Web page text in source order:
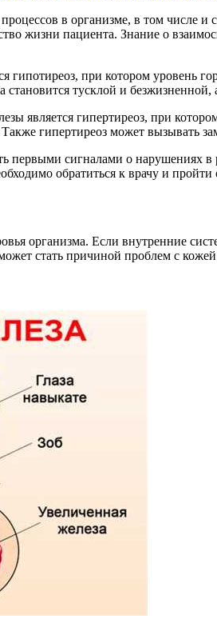
в организме, в том числе
жизни пациента. Знание о
при котором уровень
тусклой и безжизненной,
является гипертиреоз, при
гипертиреоз может вызывать
первыми сигналами о нарушениях
обратиться к врачу и
организма. Если внутренние
стать причиной проблем с кожей